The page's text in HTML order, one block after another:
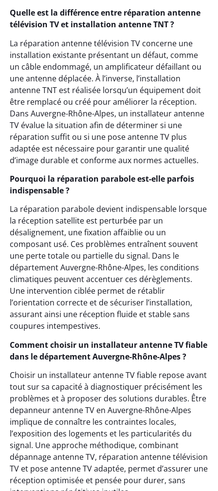
Quelle est la différence entre réparation antenne
télévision TV et installation antenne TNT ?
La réparation antenne télévision TV concerne une
installation existante présentant un défaut, comme
un câble endommagé, un amplificateur défaillant ou
une antenne déplacée. À l’inverse, l’installation
antenne TNT est réalisée lorsqu’un équipement doit
être remplacé ou créé pour améliorer la réception.
Dans Auvergne-Rhône-Alpes, un installateur antenne
TV évalue la situation afin de déterminer si une
réparation suffit ou si une pose antenne TV plus
adaptée est nécessaire pour garantir une qualité
d’image durable et conforme aux normes actuelles.
Pourquoi la réparation parabole est-elle parfois
indispensable ?
La réparation parabole devient indispensable lorsque
la réception satellite est perturbée par un
désalignement, une fixation affaiblie ou un
composant usé. Ces problèmes entraînent souvent
une perte totale ou partielle du signal. Dans le
département Auvergne-Rhône-Alpes, les conditions
climatiques peuvent accentuer ces dérèglements.
Une intervention ciblée permet de rétablir
l’orientation correcte et de sécuriser l’installation,
assurant ainsi une réception fluide et stable sans
coupures intempestives.
Comment choisir un installateur antenne TV fiable
dans le département Auvergne-Rhône-Alpes ?
Choisir un installateur antenne TV fiable repose avant
tout sur sa capacité à diagnostiquer précisément les
problèmes et à proposer des solutions durables. Être
depanneur antenne TV en Auvergne-Rhône-Alpes
implique de connaître les contraintes locales,
l’exposition des logements et les particularités du
signal. Une approche méthodique, combinant
dépannage antenne TV, réparation antenne télévision
TV et pose antenne TV adaptée, permet d’assurer une
réception optimisée et pensée pour durer, sans